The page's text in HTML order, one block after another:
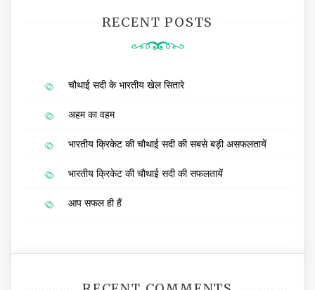
RECENT POSTS
चौथाई सदी के भारतीय खेल सितारे
अहम का वहम
भारतीय क्रिकेट की चौथाई सदी की सबसे बड़ी असफलतायें
भारतीय क्रिकेट की चौथाई सदी की सफलतायें
आप सफल ही हैं